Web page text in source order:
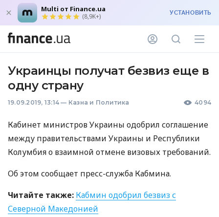
Multi от Finance.ua
(8,9K+) УСТАНОВИТЬ
Украинцы получат безвиз еще в
одну страну
19.09.2019, 13:14 — Казна и Политика 4094
Кабинет министров Украины одобрил соглашение
между правительствами Украины и Республики
Колумбия о взаимной отмене визовых требований.
Об этом сообщает пресс-служба Кабмина.
Читайте также: Кабмин одобрил безвиз с
Северной Македонией